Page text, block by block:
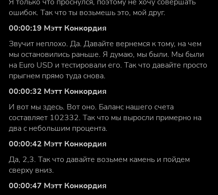
ошибок. Так что ты возьмешь это, мой друг.
00:00:19 Мэтт Конкордия
Звучит неплохо. Да. Давайте вернемся к тому, на чем
мы остановились раньше. Я думаю, мы были. Мы были
на Euro USD и тестировали его. Так что давайте просто
прыгнем прямо туда снова.
00:00:32 Мэтт Конкордия
И вот мы здесь. Вот оно. Баланс нашего счета
составляет 102332. Так что мы выросли примерно на
два с небольшим процента.
00:00:42 Мэтт Конкордия
Да, 2,3. Так что давайте возьмем камень и пойдем
сверху вниз.
00:00:47 Мэтт Конкордия